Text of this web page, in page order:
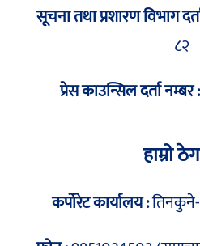
सूचना तथा प्रशारण विभाग
८२
प्रेस काउन्सिल दर्ता नम्बर :
हाम्रो
कर्पोरेट कार्यालय :